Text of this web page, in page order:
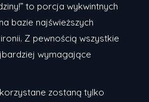
to porcja wykwintnych
bazie najświeższych
Z pewnością wszystkie
wymagające
zostaną tylko